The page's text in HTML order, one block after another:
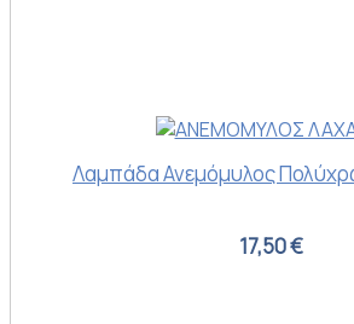
Λαμπάδα Ανεμόμυλος
17,50 €